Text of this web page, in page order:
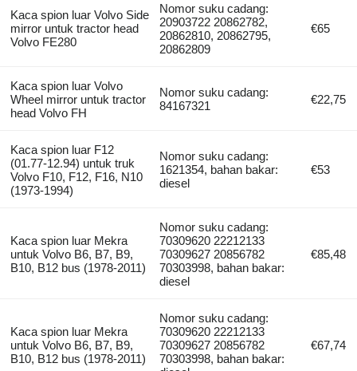
Kaca spion luar Volvo Side
mirror untuk tractor head
Volvo FE280
Nomor suku cadang:
20903722 20862782,
20862810, 20862795,
20862809
€65
Kaca spion luar Volvo
Wheel mirror untuk tractor
head Volvo FH
Nomor suku cadang:
84167321
€22,75
Kaca spion luar F12
(01.77-12.94) untuk truk
Volvo F10, F12, F16, N10
(1973-1994)
Nomor suku cadang:
1621354, bahan bakar:
diesel
€53
Kaca spion luar Mekra
untuk Volvo B6, B7, B9,
B10, B12 bus (1978-2011)
Nomor suku cadang:
70309620 22212133
70309627 20856782
70303998, bahan bakar:
diesel
€85,48
Kaca spion luar Mekra
untuk Volvo B6, B7, B9,
B10, B12 bus (1978-2011)
Nomor suku cadang:
70309620 22212133
70309627 20856782
70303998, bahan bakar:
€67,74